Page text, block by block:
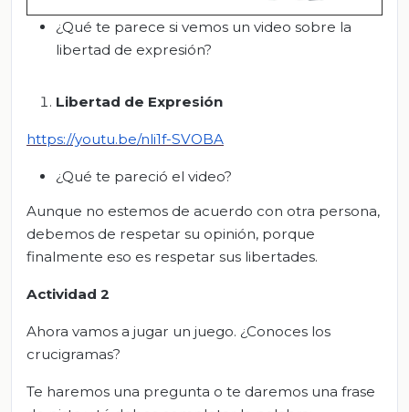
¿Qué te parece si vemos un video sobre la
libertad de expresión?
Libertad de Expresión
https://youtu.be/nli1f-SVOBA
¿Qué te pareció el video?
Aunque no estemos de acuerdo con otra persona,
debemos de respetar su opinión, porque
finalmente eso es respetar sus libertades.
Actividad 2
Ahora vamos a jugar un juego. ¿Conoces los
crucigramas?
Te haremos una pregunta o te daremos una frase